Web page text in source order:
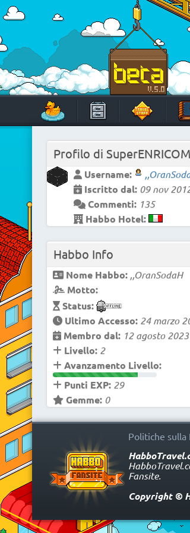
Skip
to
content
HabboTravel
Un viaggio di pixel!
Profilo di
Username:
Iscritto dal: 09 nov
Commenti: 135
Habbo Hotel:
Habbo Info
Nome Habbo: ,,OranSodaH
Motto:
Status:
Ultimo Accesso: 24 marzo
Membro dal: 12 agosto 2023
Livello: 2
Avanzamento Livello:
Punti EXP: 29
Gemme: 0
Politiche sulla
Fansite.
Copyright ©